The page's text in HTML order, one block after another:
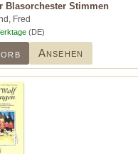
Blasorchester Stimmen
Fred
(DE)
Ansehen